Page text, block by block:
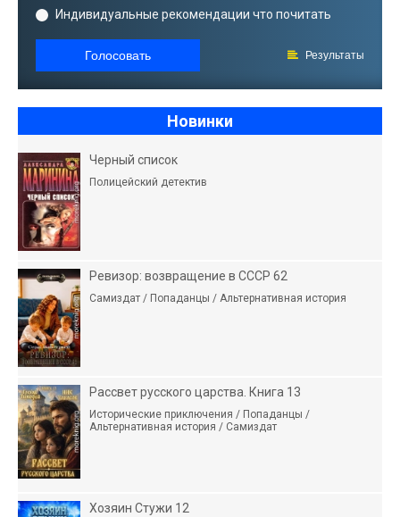
Индивидуальные рекомендации что почитать
Голосовать Результаты
Новинки
Черный список
Полицейский детектив
Ревизор: возвращение в СССР 62
Самиздат / Попаданцы / Альтернативная история
Рассвет русского царства. Книга 13
Исторические приключения / Попаданцы /
Альтернативная история / Самиздат
Хозяин Стужи 12